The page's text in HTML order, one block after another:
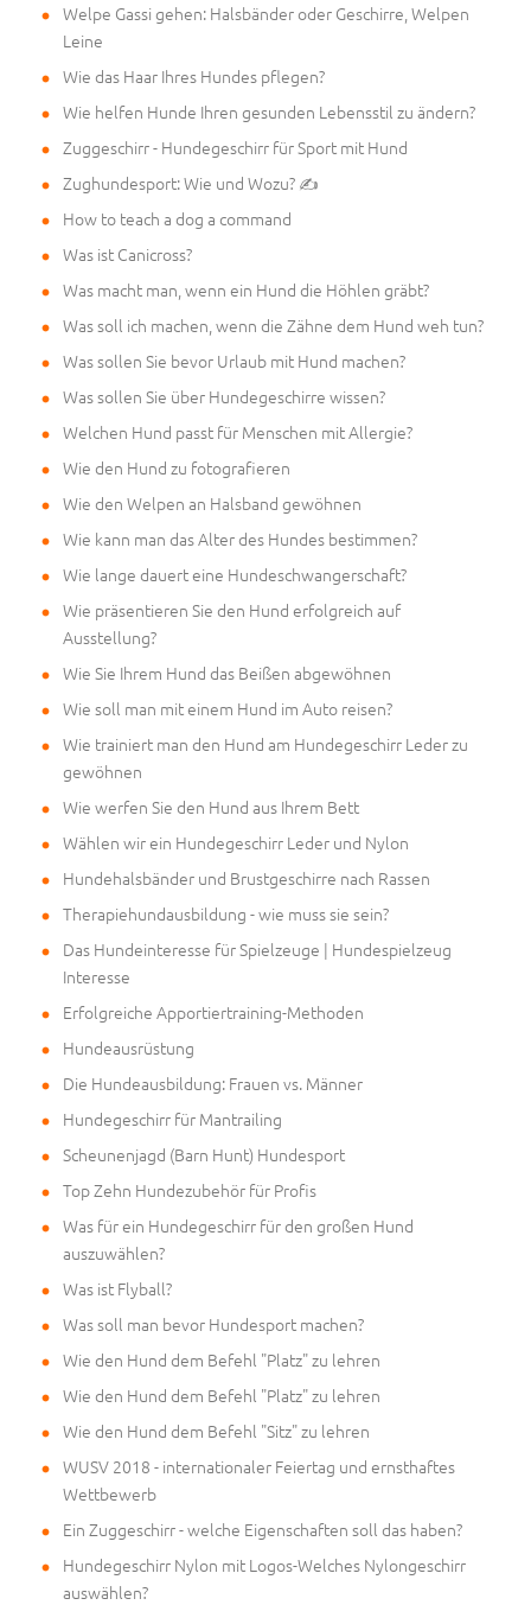
Welpe Gassi gehen: Halsbänder oder Geschirre, Welpen
Leine
Wie das Haar Ihres Hundes pflegen?
Wie helfen Hunde Ihren gesunden Lebensstil zu ändern?
Zuggeschirr - Hundegeschirr für Sport mit Hund
Zughundesport: Wie und Wozu? ✍
How to teach a dog a command
Was ist Canicross?
Was macht man, wenn ein Hund die Höhlen gräbt?
Was soll ich machen, wenn die Zähne dem Hund weh tun?
Was sollen Sie bevor Urlaub mit Hund machen?
Was sollen Sie über Hundegeschirre wissen?
Welchen Hund passt für Menschen mit Allergie?
Wie den Hund zu fotografieren
Wie den Welpen an Halsband gewöhnen
Wie kann man das Alter des Hundes bestimmen?
Wie lange dauert eine Hundeschwangerschaft?
Wie präsentieren Sie den Hund erfolgreich auf
Ausstellung?
Wie Sie Ihrem Hund das Beißen abgewöhnen
Wie soll man mit einem Hund im Auto reisen?
Wie trainiert man den Hund am Hundegeschirr Leder zu
gewöhnen
Wie werfen Sie den Hund aus Ihrem Bett
Wählen wir ein Hundegeschirr Leder und Nylon
Hundehalsbänder und Brustgeschirre nach Rassen
Therapiehundausbildung - wie muss sie sein?
Das Hundeinteresse für Spielzeuge | Hundespielzeug
Interesse
Erfolgreiche Apportiertraining-Methoden
Hundeausrüstung
Die Hundeausbildung: Frauen vs. Männer
Hundegeschirr für Mantrailing
Scheunenjagd (Barn Hunt) Hundesport
Top Zehn Hundezubehör für Profis
Was für ein Hundegeschirr für den großen Hund
auszuwählen?
Was ist Flyball?
Was soll man bevor Hundesport machen?
Wie den Hund dem Befehl "Platz" zu lehren
Wie den Hund dem Befehl "Platz" zu lehren
Wie den Hund dem Befehl "Sitz" zu lehren
WUSV 2018 - internationaler Feiertag und ernsthaftes
Wettbewerb
Ein Zuggeschirr - welche Eigenschaften soll das haben?
Hundegeschirr Nylon mit Logos-Welches Nylongeschirr
auswählen?